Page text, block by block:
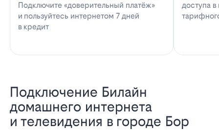
Подключите «доверительный платёж»
и пользуйтесь интернетом 7 дней
в кредит
доступа
Подключение Билайн
домашнего интернета
и телевидения в городе Бор